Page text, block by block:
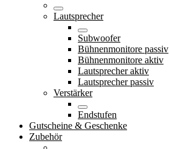
Lautsprecher
Subwoofer
Bühnenmonitore passiv
Bühnenmonitore aktiv
Lautsprecher aktiv
Lautsprecher passiv
Verstärker
Endstufen
Gutscheine & Geschenke
Zubehör